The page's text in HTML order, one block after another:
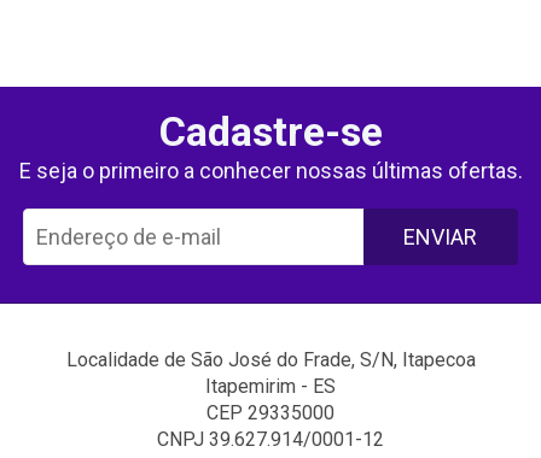
Cadastre-se
E seja o primeiro a conhecer nossas últimas ofertas.
ENVIAR
Localidade de São José do Frade, S/N, Itapecoa
Itapemirim - ES
CEP 29335000
CNPJ 39.627.914/0001-12